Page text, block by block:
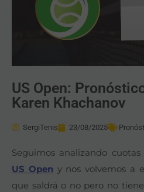
US Open:
Karen Khachanov
SergiTenis 23/08/2025
Seguimos analizando
US Open y nos volvemos a
que saldrá o no pero no